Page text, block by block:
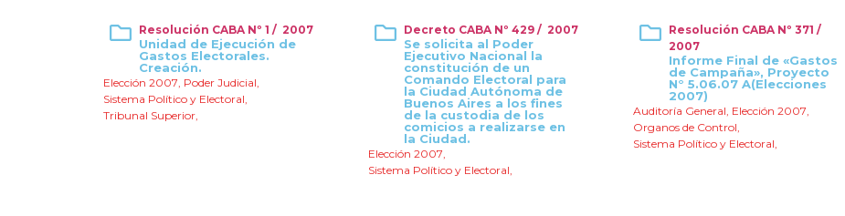
Resolución CABA Nº 1 / 2007
Unidad de Ejecución de
Gastos Electorales.
Creación.
Elección 2007, Poder Judicial,
Sistema Político y Electoral,
Tribunal Superior,
Decreto CABA Nº 429 / 2007
Se solicita al Poder
Ejecutivo Nacional la
constitución de un
Comando Electoral para
la Ciudad Autónoma de
Buenos Aires a los fines
de la custodia de los
comicios a realizarse en
la Ciudad.
Elección 2007,
Sistema Político y Electoral,
Resolución CABA Nº 371 /
2007
Informe Final de «Gastos
de Campaña», Proyecto
N° 5.06.07 A(Elecciones
2007)
Auditoría General, Elección 2007,
Organos de Control,
Sistema Político y Electoral,